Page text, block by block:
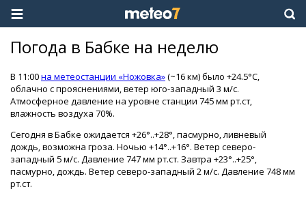
Погода в Бабке на неделю
В 11:00на метеостанции «Ножовка»(~16 км) было +24.5°C,
облачно с прояснениями, ветер юго-западный 3 м/с.
Атмосферное давление на уровне станции 745 мм рт.ст,
влажность воздуха 70%.
Сегодня в Бабке ожидается +26°..+28°, пасмурно, ливневый
дождь, возможна гроза. Ночью +14°..+16°. Ветер северо-
западный 5 м/с. Давление 747 мм рт.ст. Завтра +23°..+25°,
пасмурно, дождь. Ветер северо-западный 2 м/с. Давление 748 мм
рт.ст.